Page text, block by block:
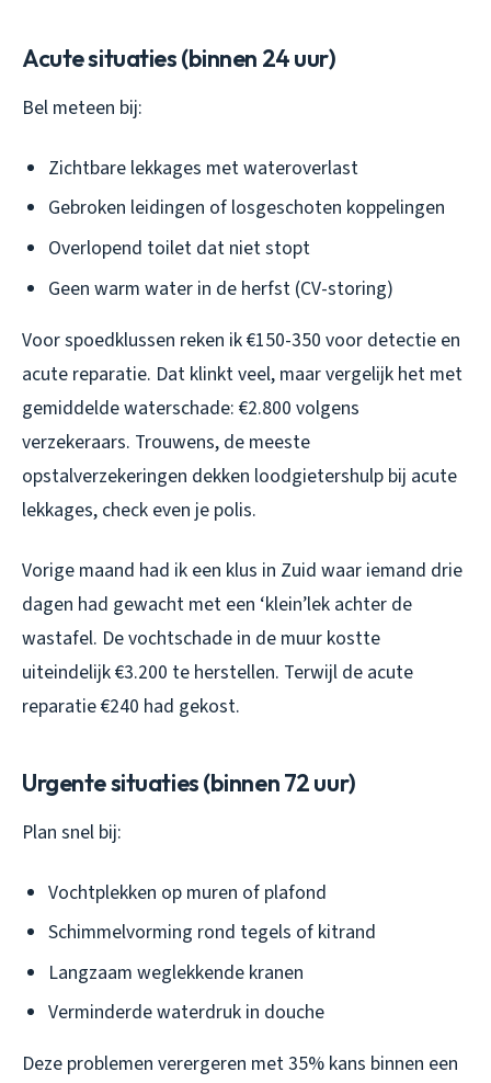
Acute situaties (binnen 24 uur)
Bel meteen bij:
Zichtbare lekkages met wateroverlast
Gebroken leidingen of losgeschoten koppelingen
Overlopend toilet dat niet stopt
Geen warm water in de herfst (CV-storing)
Voor spoedklussen reken ik €150-350 voor detectie en
acute reparatie. Dat klinkt veel, maar vergelijk het met
gemiddelde waterschade: €2.800 volgens
verzekeraars. Trouwens, de meeste
opstalverzekeringen dekken loodgietershulp bij acute
lekkages, check even je polis.
Vorige maand had ik een klus in Zuid waar iemand drie
dagen had gewacht met een ‘klein’lek achter de
wastafel. De vochtschade in de muur kostte
uiteindelijk €3.200 te herstellen. Terwijl de acute
reparatie €240 had gekost.
Urgente situaties (binnen 72 uur)
Plan snel bij:
Vochtplekken op muren of plafond
Schimmelvorming rond tegels of kitrand
Langzaam weglekkende kranen
Verminderde waterdruk in douche
Deze problemen verergeren met 35% kans binnen een